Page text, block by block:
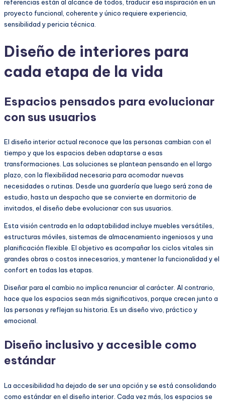
referencias están al alcance de todos, traducir esa inspiración en un
proyecto funcional, coherente y único requiere experiencia,
sensibilidad y pericia técnica.
Diseño de interiores para
cada etapa de la vida
Espacios pensados para evolucionar
con sus usuarios
El diseño interior actual reconoce que las personas cambian con el
tiempo y que los espacios deben adaptarse a esas
transformaciones. Las soluciones se plantean pensando en el largo
plazo, con la flexibilidad necesaria para acomodar nuevas
necesidades o rutinas. Desde una guardería que luego será zona de
estudio, hasta un despacho que se convierte en dormitorio de
invitados, el diseño debe evolucionar con sus usuarios.
Esta visión centrada en la adaptabilidad incluye muebles versátiles,
estructuras móviles, sistemas de almacenamiento ingeniosos y una
planificación flexible. El objetivo es acompañar los ciclos vitales sin
grandes obras o costos innecesarios, y mantener la funcionalidad y el
confort en todas las etapas.
Diseñar para el cambio no implica renunciar al carácter. Al contrario,
hace que los espacios sean más significativos, porque crecen junto a
las personas y reflejan su historia. Es un diseño vivo, práctico y
emocional.
Diseño inclusivo y accesible como
estándar
La accesibilidad ha dejado de ser una opción y se está consolidando
como estándar en el diseño interior. Cada vez más, los espacios se